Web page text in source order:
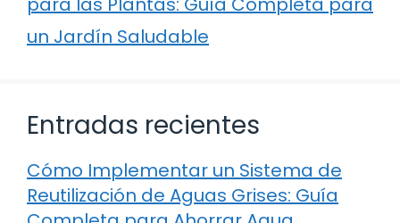
un Jardín Saludable
Entradas recientes
Cómo Implementar un Sistema de
Reutilización de Aguas Grises: Guía